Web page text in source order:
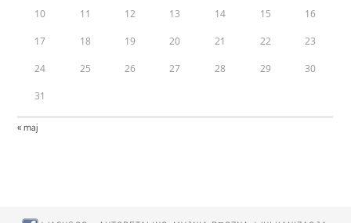
10 11 12 13 14 15 16
17 18 19 20 21 22 23
24 25 26 27 28 29 30
31
« maj